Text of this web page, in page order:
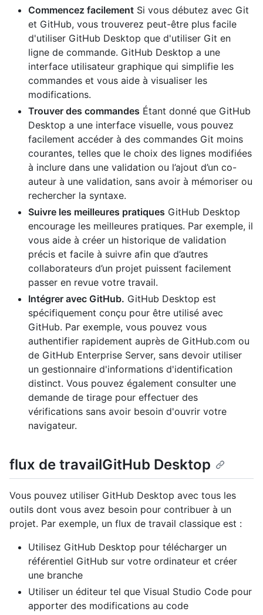
Commencez facilement Si vous débutez avec Git
et GitHub, vous trouverez peut-être plus facile
d'utiliser GitHub Desktop que d'utiliser Git en
ligne de commande. GitHub Desktop a une
interface utilisateur graphique qui simplifie les
commandes et vous aide à visualiser les
modifications.
Trouver des commandes Étant donné que GitHub
Desktop a une interface visuelle, vous pouvez
facilement accéder à des commandes Git moins
courantes, telles que le choix des lignes modifiées
à inclure dans une validation ou l’ajout d’un co-
auteur à une validation, sans avoir à mémoriser ou
rechercher la syntaxe.
Suivre les meilleures pratiques GitHub Desktop
encourage les meilleures pratiques. Par exemple, il
vous aide à créer un historique de validation
précis et facile à suivre afin que d’autres
collaborateurs d’un projet puissent facilement
passer en revue votre travail.
Intégrer avec GitHub. GitHub Desktop est
spécifiquement conçu pour être utilisé avec
GitHub. Par exemple, vous pouvez vous
authentifier rapidement auprès de GitHub.com ou
de GitHub Enterprise Server, sans devoir utiliser
un gestionnaire d'informations d'identification
distinct. Vous pouvez également consulter une
demande de tirage pour effectuer des
vérifications sans avoir besoin d'ouvrir votre
navigateur.
flux de travailGitHub Desktop
Vous pouvez utiliser GitHub Desktop avec tous les
outils dont vous avez besoin pour contribuer à un
projet. Par exemple, un flux de travail classique est :
Utilisez GitHub Desktop pour télécharger un
référentiel GitHub sur votre ordinateur et créer
une branche
Utiliser un éditeur tel que Visual Studio Code pour
apporter des modifications au code